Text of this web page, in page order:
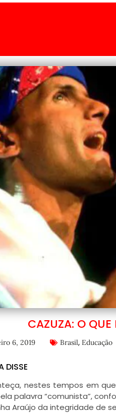
CAZUZA: O QUE
6, 2019 Brasil, Educação
DISSE
nestes tempos em
palavra “comunista”,
Araújo da integridade de